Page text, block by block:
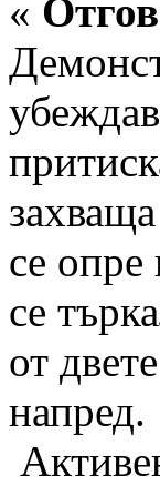
«
се опре
се
от
напред.